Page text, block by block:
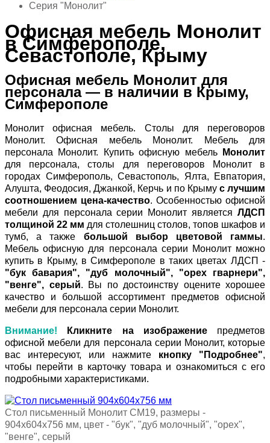
Серия "Монолит"
Офисная мебель Монолит
в Симферополе,
Севастополе, Крыму
Офисная мебель Монолит для
персонала — в наличии в Крыму,
Симферополе
Монолит офисная мебель. Столы для переговоров
Монолит. Офисная мебель Монолит. Мебель для
персонала Монолит. Купить офисную мебель
Монолит
для персонала, столы для переговоров Монолит в
городах Симферополь, Севастополь, Ялта, Евпатория,
Алушта, Феодосия, Джанкой, Керчь и по Крыму с лучшим
соотношением цена-качество. Особенностью офисной
мебели для персонала серии Монолит является ЛДСП
толщиной 22 мм для столешниц столов, топов шкафов и
тумб, а также большой выбор цветовой гаммы.
Мебель офисную для персонала серии Монолит можно
купить в Крыму, в Симферополе в таких цветах ЛДСП -
"бук бавария", "дуб молочный", "орех гварнери",
"венге", серый. Вы по достоинству оцените хорошее
качество и большой ассортимент предметов офисной
мебели для персонала серии Монолит.
Внимание! Кликните на изображениепредметов
офисной мебели для персонала серии Монолит, которые
вас интересуют, или нажмите кнопку "Подробнее",
чтобы перейти в карточку товара и ознакомиться с его
подробными характеристиками.
Стол письменный Монолит СМ19, размеры -
904х604х756 мм, цвет - "бук", "дуб молочный", "орех",
"венге", серый